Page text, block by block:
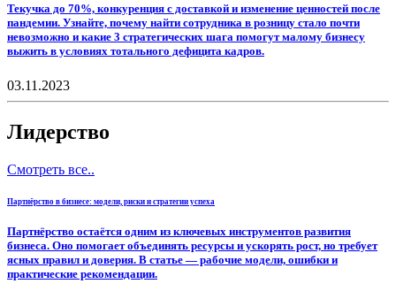
Текучка до 70%, конкуренция с доставкой и изменение ценностей после
пандемии. Узнайте, почему найти сотрудника в розницу стало почти
невозможно и какие 3 стратегических шага помогут малому бизнесу
выжить в условиях тотального дефицита кадров.
03.11.2023
Лидерство
Смотреть все..
Партнёрство в бизнесе: модели, риски и стратегии успеха
Партнёрство остаётся одним из ключевых инструментов развития
бизнеса. Оно помогает объединять ресурсы и ускорять рост, но требует
ясных правил и доверия. В статье — рабочие модели, ошибки и
практические рекомендации.